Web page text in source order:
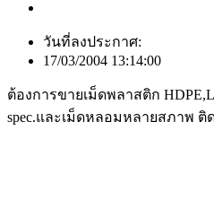
วันที่ลงประกาศ:
17/03/2004 13:14:00
ต้องการขายเม็ดพลาสติก
spec.และเม็ดหลอมหลายสภาพ ติด